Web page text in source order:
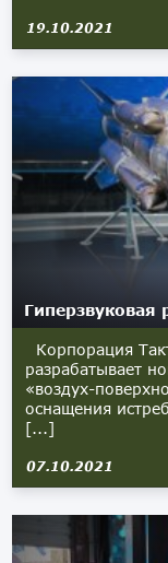
19.10.2021
Гиперзвуковая
Корпорация
разрабатывает
«воздух-
оснащения
[...]
07.10.2021